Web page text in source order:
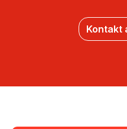
Kontakt